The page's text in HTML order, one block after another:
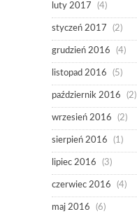
luty 2017 (4)
styczeń 2017 (2)
grudzień 2016 (4)
listopad 2016 (5)
październik 2016 (2)
wrzesień 2016 (2)
sierpień 2016 (1)
lipiec 2016 (3)
czerwiec 2016 (4)
maj 2016 (6)